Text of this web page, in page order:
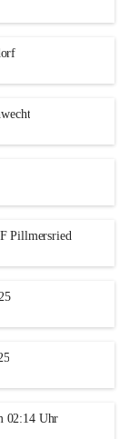
Pillmersried
02:14 Uhr